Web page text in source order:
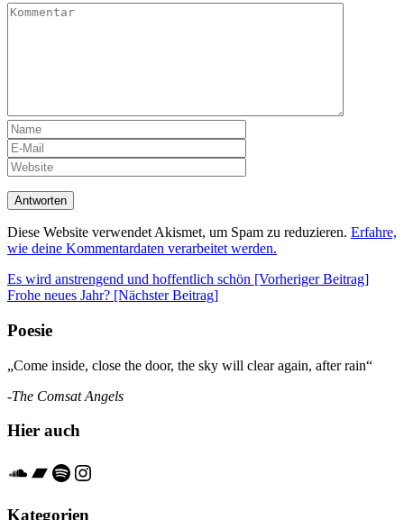
Diese Website verwendet Akismet, um Spam zu reduzieren. Erfahre,
wie deine Kommentardaten verarbeitet werden.
Beitrags-
Navigation
Es wird anstrengend und hoffentlich schön [Vorheriger Beitrag]
Frohe neues Jahr? [Nächster Beitrag]
Poesie
„Come inside, close the door, the sky will clear again, after rain“
-The Comsat Angels
Hier auch
Soundcloud
Bandcamp
Spotify
Instagram
Kategorien